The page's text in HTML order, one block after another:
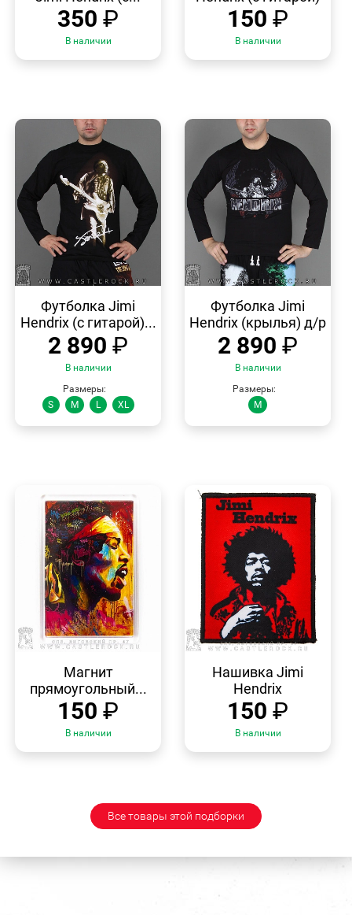
350 ₽
В наличии
150 ₽
В наличии
ПРОСМОТР
Футболка Jimi
Hendrix (с гитарой)...
2 890 ₽
В наличии
Размеры:
S
M L XL
ПРОСМОТР
Футболка Jimi
Hendrix (крылья) д/р
2 890 ₽
В наличии
Размеры:
M
ПРОСМОТР
Магнит
прямоугольный...
150 ₽
В наличии
ПРОСМОТР
Нашивка Jimi
Hendrix
150 ₽
В наличии
Все товары этой подборки